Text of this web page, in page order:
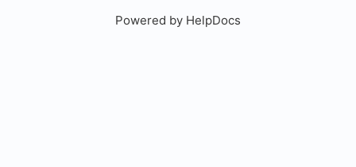
Powered by HelpDocs